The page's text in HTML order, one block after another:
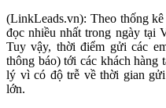
(LinkLeads.vn): Theo thống
đọc nhiều nhất trong ngày tại
Tuy vậy, thời điểm gửi các
thông báo) tới các khách
lý vì có độ trễ về thời gian gửi
lớn.